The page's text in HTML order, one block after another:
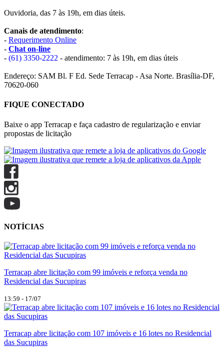
Ouvidoria, das 7 às 19h, em dias úteis.
Canais de atendimento:
- Requerimento Online
- Chat on-line
- (61) 3350-2222 - atendimento: 7 às 19h, em dias úteis
Endereço: SAM Bl. F Ed. Sede Terracap - Asa Norte. Brasília-DF,
70620-060
FIQUE CONECTADO
Baixe o app Terracap e faça cadastro de regularização e enviar
propostas de licitação
NOTÍCIAS
Terracap abre licitação com 99 imóveis e reforça venda no
Residencial das Sucupiras
13:59 - 17/07
Terracap abre licitação com 107 imóveis e 16 lotes no Residencial
das Sucupiras